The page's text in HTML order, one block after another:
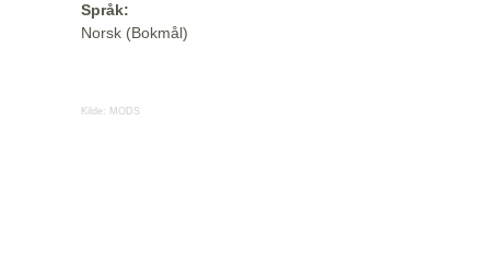
Språk:
Norsk (Bokmål)
Kilde: MODS